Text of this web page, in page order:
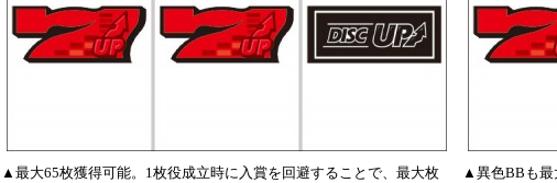
▲最大65枚獲得可能。1枚役成立時に入賞を回避することで、最大枚
▲異色BBも最